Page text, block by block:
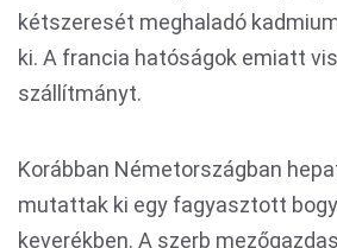
kétszeresét meghaladó
ki. A francia hatóságok emiatt
szállítmányt.
Korábban Németországban
mutattak ki egy fagyasztott
keverékben. A szerb